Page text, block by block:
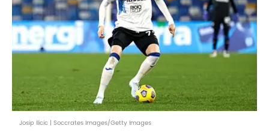
Josip Ilicic | Soccrates Images/Getty Images